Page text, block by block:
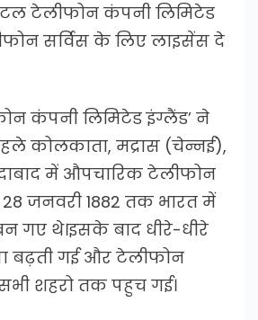
टेलीफोन कंपनी लिमिटेड
सर्विस के लिए लाइसेंस दे
कंपनी लिमिटेड इंग्लैंड’ ने
कोलकाता, मद्रास (चेन्नई),
में औपचारिक टेलीफोन
जनवरी 1882 तक भारत में
गए थे।इसके बाद धीरे-धीरे
बढ़ती गई और टेलीफोन
शहरो तक पहुच गई।